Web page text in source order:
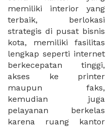
memiliki interior yang
terbaik, berlokasi
strategis di pusat bisnis
kota, memiliki fasilitas
lengkap seperti internet
berkecepatan tinggi,
akses ke printer
maupun faks,
kemudian juga
pelayanan berkelas
karena ruang kantor
PT maupun akte
pendirian CV untuk
usaha Anda. Sewa
ruang kantor XWORK
juga mempermudah
proses sewa kantor
Anda, karena anda
dapat memilih kantor
yang akan anda sewa,
kemudian Anda dapat
survey atau